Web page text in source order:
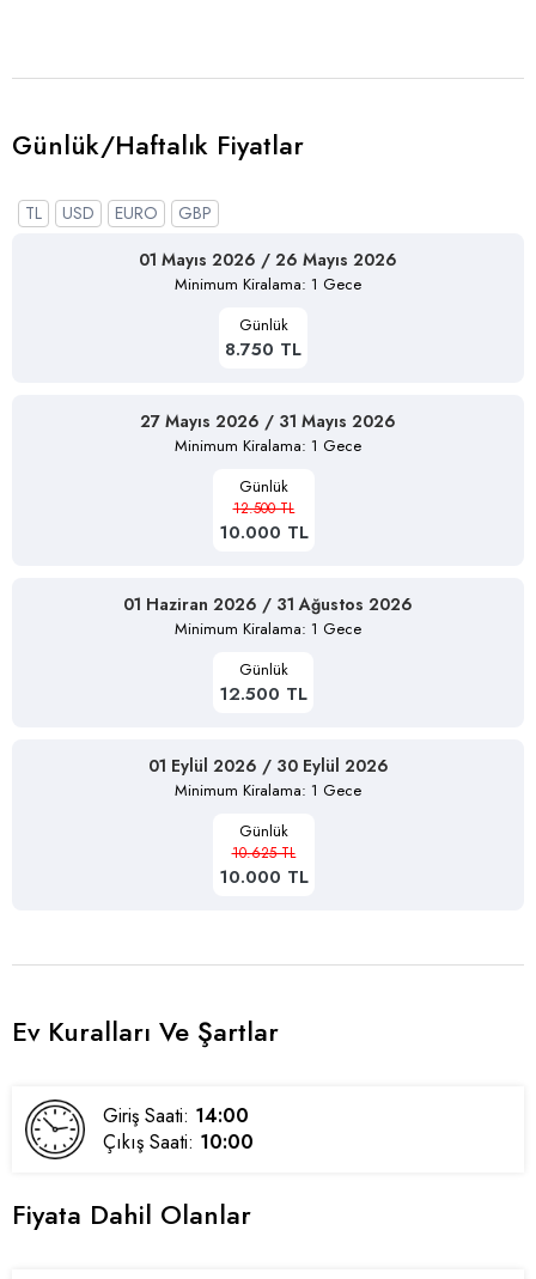
Günlük/Haftalık Fiyatlar
TL USD EURO
GBP
01 Mayıs 2026 / 26 Mayıs 2026
Minimum Kiralama: 1 Gece
Günlük
8.750 TL
27 Mayıs 2026 / 31 Mayıs 2026
Minimum Kiralama: 1 Gece
Günlük
12.500 TL
10.000 TL
01 Haziran 2026 / 31 Ağustos 2026
Minimum Kiralama: 1 Gece
Günlük
12.500 TL
01 Eylül 2026 / 30 Eylül 2026
Minimum Kiralama: 1 Gece
Günlük
10.625 TL
10.000 TL
Ev Kuralları Ve Şartlar
Giriş Saati: 14:00
Çıkış Saati: 10:00
Fiyata Dahil Olanlar